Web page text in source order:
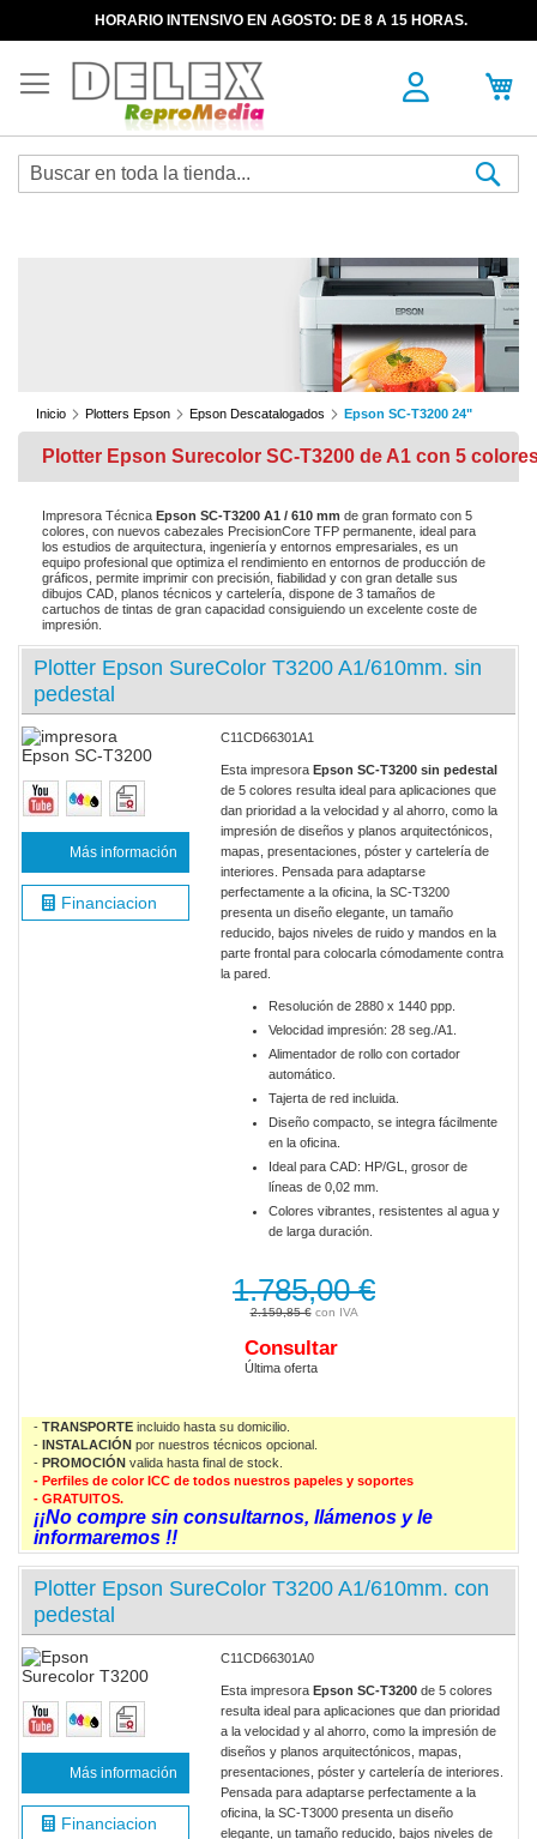
HORARIO INTENSIVO EN AGOSTO: DE 8 A 15 HORAS.
Inicio Plotters Epson Epson Descatalogados Epson SC-T3200 24"
Plotter Epson Surecolor SC-T3200 de A1 con 5
Impresora Técnica Epson SC-T3200 A1 / 610 mm de gran formato con 5
colores, con nuevos cabezales PrecisionCore TFP permanente, ideal para
los estudios de arquitectura, ingeniería y entornos empresariales, es un
equipo profesional que optimiza el rendimiento en entornos de producción de
gráficos, permite imprimir con precisión, fiabilidad y con gran detalle sus
dibujos CAD, planos técnicos y cartelería, dispone de 3 tamaños de
cartuchos de tintas de gran capacidad consiguiendo un excelente coste de
impresión.
Plotter Epson SureColor T3200 A1/610mm. sin
pedestal
Más información
Financiacion
C11CD66301A1
Esta impresora Epson SC-T3200 sin pedestal
de 5 colores resulta ideal para aplicaciones que
dan prioridad a la velocidad y al ahorro, como la
impresión de diseños y planos arquitectónicos,
mapas, presentaciones, póster y cartelería de
interiores. Pensada para adaptarse
perfectamente a la oficina, la SC-T3200
presenta un diseño elegante, un tamaño
reducido, bajos niveles de ruido y mandos en la
parte frontal para colocarla cómodamente contra
la pared.
Resolución de 2880 x 1440 ppp.
Velocidad impresión: 28 seg./A1.
Alimentador de rollo con cortador
automático.
Tajerta de red incluida.
Diseño compacto, se integra fácilmente
en la oficina.
Ideal para CAD: HP/GL, grosor de
líneas de 0,02 mm.
Colores vibrantes, resistentes al agua y
de larga duración.
2.159,85 €
1.785,00 €
Consultar
Última oferta
- TRANSPORTE incluido hasta su domicilio.
-
INSTALACIÓN por nuestros técnicos opcional.
- PROMOCIÓN valida hasta final de stock.
- Perfiles de color ICC de todos nuestros papeles y soportes
- GRATUITOS.
¡¡No compre sin consultarnos, llámenos y le
informaremos !!
Plotter Epson SureColor T3200 A1/610mm. con
pedestal
Más información
Financiacion
C11CD66301A0
Esta impresora Epson SC-T3200 de 5 colores
resulta ideal para aplicaciones que dan prioridad
a la velocidad y al ahorro, como la impresión de
diseños y planos arquitectónicos, mapas,
presentaciones, póster y cartelería de interiores.
Pensada para adaptarse perfectamente a la
oficina, la SC-T3000 presenta un diseño
elegante, un tamaño reducido, bajos niveles de